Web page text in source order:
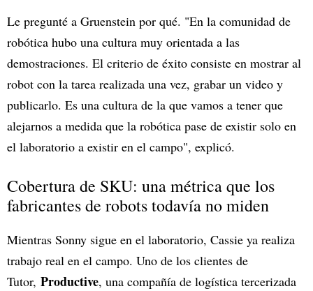
Le pregunté a Gruenstein por qué. "En la comunidad de
robótica hubo una cultura muy orientada a las
demostraciones. El criterio de éxito consiste en mostrar al
robot con la tarea realizada una vez, grabar un video y
publicarlo. Es una cultura de la que vamos a tener que
alejarnos a medida que la robótica pase de existir solo en
el laboratorio a existir en el campo", explicó.
Cobertura de SKU: una métrica que los
fabricantes de robots todavía no miden
Mientras Sonny sigue en el laboratorio, Cassie ya realiza
trabajo real en el campo. Uno de los clientes de
Tutor, Productive, una compañía de logística tercerizada